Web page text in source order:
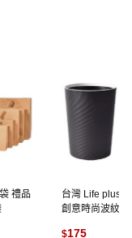
禮品
台灣 Life plus
創意時尚波紋壓
$175